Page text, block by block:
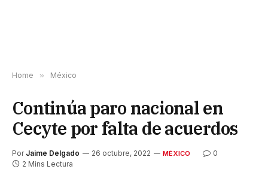
Home » México
Continúa paro nacional en
Cecyte por falta de acuerdos
Por Jaime Delgado 26 octubre, 2022 MÉXICO
0
2 Mins Lectura